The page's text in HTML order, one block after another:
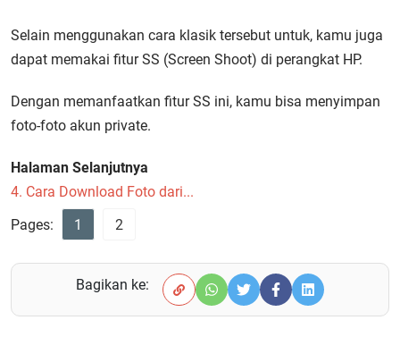
Selain menggunakan cara klasik tersebut untuk, kamu juga
dapat memakai fitur SS (Screen Shoot) di perangkat HP.
Dengan memanfaatkan fitur SS ini, kamu bisa menyimpan
foto-foto akun private.
Halaman Selanjutnya
4. Cara Download Foto dari...
Pages:
1 2
Bagikan ke: